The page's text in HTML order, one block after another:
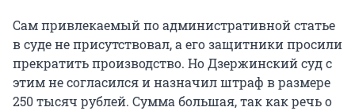
Сам привлекаемый по административной статье
в суде не присутствовал, а его защитники просили
прекратить производство. Но Дзержинский суд с
этим не согласился и назначил штраф в размере
250 тысяч рублей. Сумма большая, так как речь о